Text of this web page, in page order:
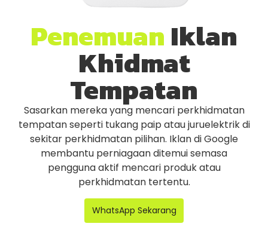
PenemuanIklan
Khidmat
Tempatan
Sasarkan mereka yang mencari perkhidmatan
tempatan seperti tukang paip atau juruelektrik di
sekitar perkhidmatan pilihan. Iklan di Google
membantu perniagaan ditemui semasa
pengguna aktif mencari produk atau
perkhidmatan tertentu.
WhatsApp Sekarang